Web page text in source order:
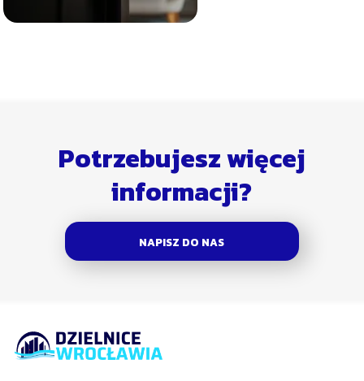
Potrzebujesz więcej
informacji?
NAPISZ DO NAS